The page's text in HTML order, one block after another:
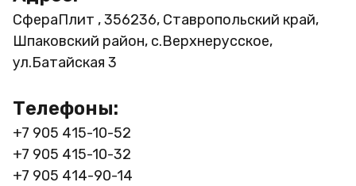
СфераПлит , 356236, Ставропольский край,
Шпаковский район, с.Верхнерусское,
ул.Батайская 3
Телефоны:
+7 905 415-10-52
+7 905 415-10-32
+7 905 414-90-14